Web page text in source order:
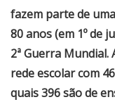
fazem parte de
80 anos (em 1º de
2ª Guerra Mundial.
rede escolar com
quais 396 são de